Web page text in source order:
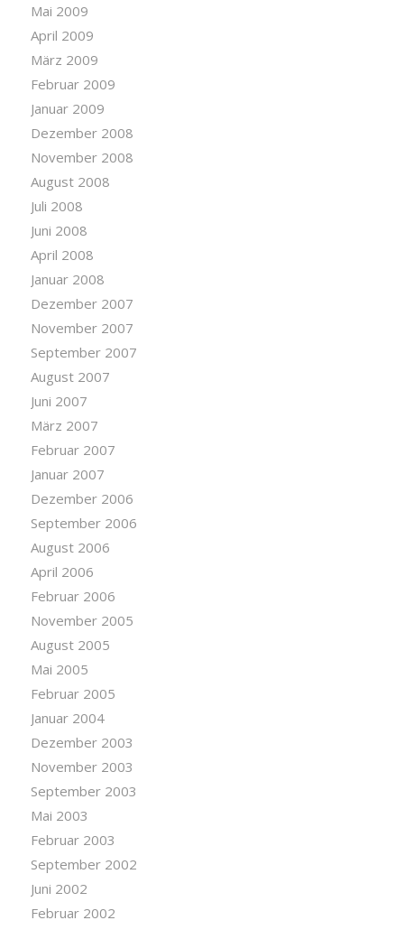
Mai 2009
April 2009
März 2009
Februar 2009
Januar 2009
Dezember 2008
November 2008
August 2008
Juli 2008
Juni 2008
April 2008
Januar 2008
Dezember 2007
November 2007
September 2007
August 2007
Juni 2007
März 2007
Februar 2007
Januar 2007
Dezember 2006
September 2006
August 2006
April 2006
Februar 2006
November 2005
August 2005
Mai 2005
Februar 2005
Januar 2004
Dezember 2003
November 2003
September 2003
Mai 2003
Februar 2003
September 2002
Juni 2002
Februar 2002